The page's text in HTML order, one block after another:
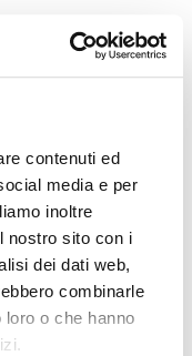
contenuti ed
media e per
inoltre
nostro sito con i
dei dati web,
combinarle
o che hanno
LATO
in memoform